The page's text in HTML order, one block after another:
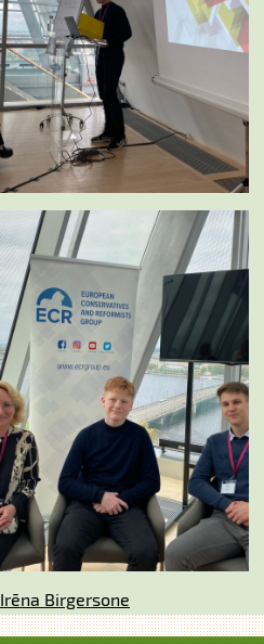
Irēna Birgersone